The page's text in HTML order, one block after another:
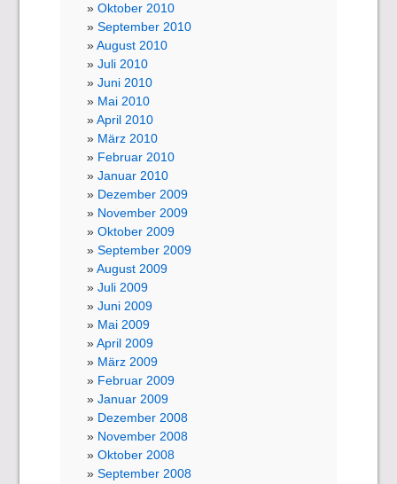
Oktober 2010
September 2010
August 2010
Juli 2010
Juni 2010
Mai 2010
April 2010
März 2010
Februar 2010
Januar 2010
Dezember 2009
November 2009
Oktober 2009
September 2009
August 2009
Juli 2009
Juni 2009
Mai 2009
April 2009
März 2009
Februar 2009
Januar 2009
Dezember 2008
November 2008
Oktober 2008
September 2008